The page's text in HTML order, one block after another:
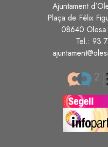
Ajuntament
Plaça de Fèlix
08640
Tel.: 93
Image
Image